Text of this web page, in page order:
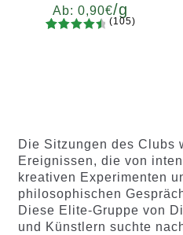
Ab:0,90€/g
ewertung
en
(105)
Die Sitzungen des Clubs
Ereignissen, die von
kreativen Experimenten
philosophischen
Diese Elite-Gruppe von
und Künstlern suchte